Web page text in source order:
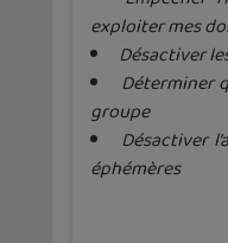
exploiter mes
Désactiver
Déterminer
groupe
Désactiver
éphémères